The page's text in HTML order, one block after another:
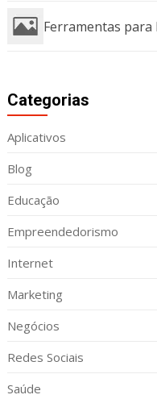
Ferramentas para
Categorias
Aplicativos
Blog
Educação
Empreendedorismo
Internet
Marketing
Negócios
Redes Sociais
Saúde